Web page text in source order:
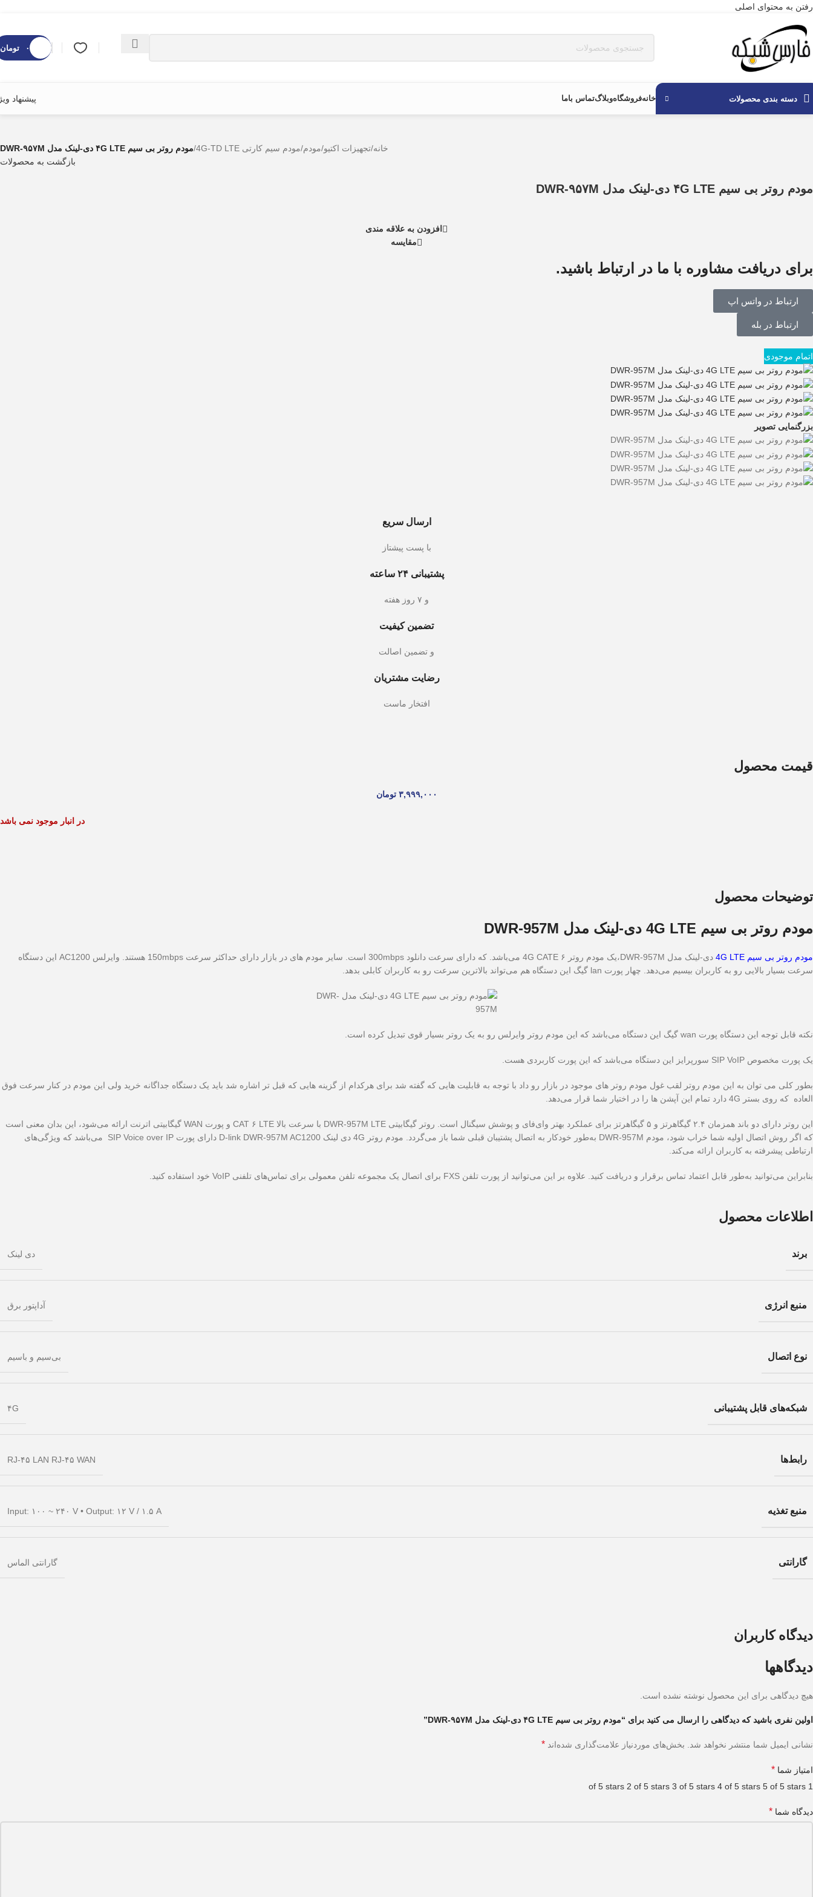
رفتن به محتوای اصلی
۰ تومان
دسته بندی محصولات خانهفروشگاهوبلاگتماس باما پیشنهاد
خانه/تجهیزات اکتیو/مودم/مودم سیم کارتی 4G-TD LTE /مودم روتر بی سیم ۴G LTE دی-لینک مدل DWR-۹۵۷M
بازگشت به محصولات
مودم روتر بی سیم ۴G LTE دی-لینک مدل DWR-۹۵۷M
افزودن به علاقه مندی
مقایسه
برای دریافت مشاوره با ما در ارتباط باشید.
ارتباط در واتس اپ
ارتباط در بله
اتمام موجودی
بزرگنمایی تصویر
ارسال سریع
با پست پیشتاز
پشتیبانی ۲۴ ساعته
و ۷ روز هفته
تضمین کیفیت
و تضمین اصالت
رضایت مشتریان
افتخار ماست
قیمت محصول
۳,۹۹۹,۰۰۰ تومان
در انبار موجود نمی باشد
توضیحات محصول
مودم روتر بی سیم 4G LTE دی-لینک مدل DWR-957M
مودم روتر بی سیم 4G LTE
دی-لینک مدل DWR-957M،یک مودم روتر 4G CATE ۶ می‌باشد. که دارای سرعت دانلود 300mbps است. سایر مودم های در بازار دارای حداکثر سرعت 150mbps هستند. وایرلس AC1200 این دستگاه
سرعت بسیار بالایی رو به کاربران بیسیم می‌دهد. چهار پورت lan گیگ این دستگاه هم می‌تواند بالاترین سرعت رو به کاربران کابلی بدهد.
نکته قابل توجه این دستگاه پورت wan گیگ این دستگاه می‌باشد که این مودم روتر وایرلس رو به یک روتر بسیار قوی تبدیل کرده است.
یک پورت مخصوص SIP VoIP سورپرایز این دستگاه می‌باشد که این پورت کاربردی هست.
بطور کلی می توان به این مودم روتر لقب غول مودم روتر های موجود در بازار رو داد با توجه به قابلیت هایی که گفته شد برای هرکدام از گزینه هایی که قبل تر اشاره شد باید یک دستگاه جداگانه خرید ولی این مودم در کنار سرعت فوق
العاده که روی بستر 4G دارد تمام این آپشن ها را در اختیار شما قرار می‌دهد.
این روتر دارای دو باند همزمان ۲.۴ گیگاهرتز و ۵ گیگاهرتز برای عملکرد بهتر وای‌فای و پوشش سیگنال است. روتر گیگابیتی DWR-957M LTE با سرعت بالا CAT ۶ LTE و پورت WAN گیگابیتی اترنت ارائه می‌شود، این بدان معنی است
که اگر روش اتصال اولیه شما خراب شود، مودم DWR-957M به‌طور خودکار به اتصال پشتیبان قبلی شما باز می‌گردد. مودم روتر 4G دی لینک D-link DWR-957M AC1200 دارای پورت SIP Voice over IP می‌باشد که ویژگی‌های
ارتباطی پیشرفته به کاربران ارائه می‌کند.
بنابراین می‌توانید به‌طور قابل اعتماد تماس برقرار و دریافت کنید. علاوه بر این می‌توانید از پورت تلفن FXS برای اتصال یک مجموعه تلفن معمولی برای تماس‌های تلفنی VoIP خود استفاده کنید.
اطلاعات محصول
برند دی لینک
منبع انرژی آداپتور برق
نوع اتصال بی‌سیم و باسیم
شبکه‌های قابل پشتیبانی ۴G
رابط‌ها RJ-۴۵ LAN RJ-۴۵ WAN
منبع تغذیه Input: ۱۰۰ ~ ۲۴۰ V • Output: ۱۲ V / ۱.۵ A
گارانتی گارانتی الماس
دیدگاه کاربران
دیدگاهها
هیچ دیدگاهی برای این محصول نوشته نشده است.
اولین نفری باشید که دیدگاهی را ارسال می کنید برای “مودم روتر بی سیم ۴G LTE دی-لینک مدل DWR-۹۵۷M”
نشانی ایمیل شما منتشر نخواهد شد. بخش‌های موردنیاز علامت‌گذاری شده‌اند *
امتیاز شما *
1 of 5 stars
2 of 5 stars 3 of 5 stars 4 of 5 stars 5 of 5 stars
دیدگاه شما *